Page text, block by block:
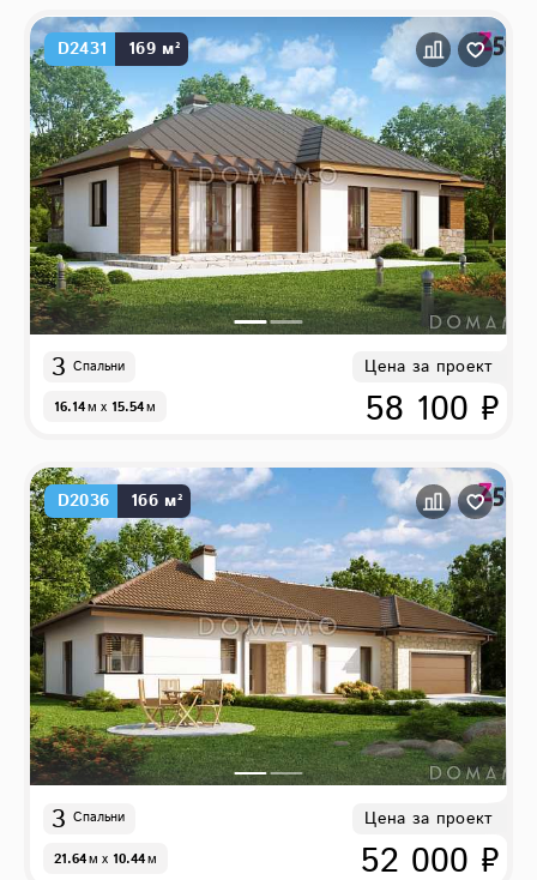
D2431 169 м²
3 Спальни
16.14м x 15.54м
Цена за проект
58 100 ₽
D2036 166 м²
3 Спальни
21.64м x 10.44м
Цена за проект
52 000 ₽